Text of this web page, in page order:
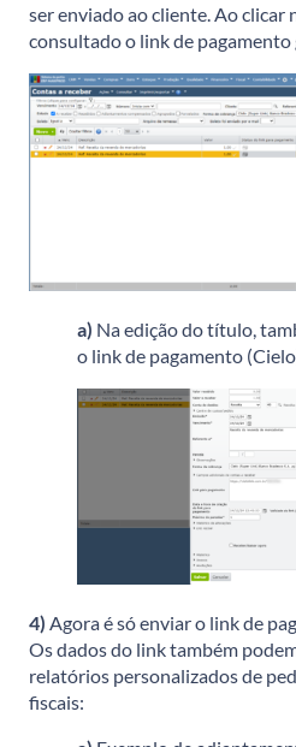
ser enviado ao cliente. Ao clicar
consultado o link de pagamento
a) Na edição do título,
o link de pagamento
4) Agora é só enviar o link de
Os dados do link também
relatórios personalizados de
fiscais: